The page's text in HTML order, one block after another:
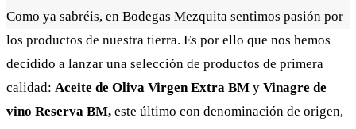
Como ya sabréis, en Bodegas Mezquita sentimos pasión por
los productos de nuestra tierra. Es por ello que nos hemos
decidido a lanzar una selección de productos de primera
calidad: Aceite de Oliva Virgen Extra BM y Vinagre de
vino Reserva BM, este último con denominación de origen,